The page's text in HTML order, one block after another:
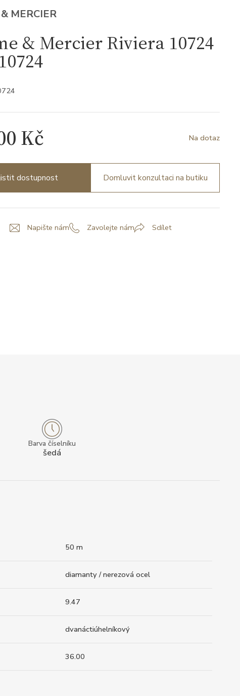
MERCIER
& Mercier Riviera 10724
Kč Na dotaz
dostupnost Domluvit konzultaci na butiku
Napište nám Zavolejte nám Sdílet
Barva číselníku
šedá
50 m
diamanty / nerezová ocel
9.47
dvanáctiúhelníkový
36.00